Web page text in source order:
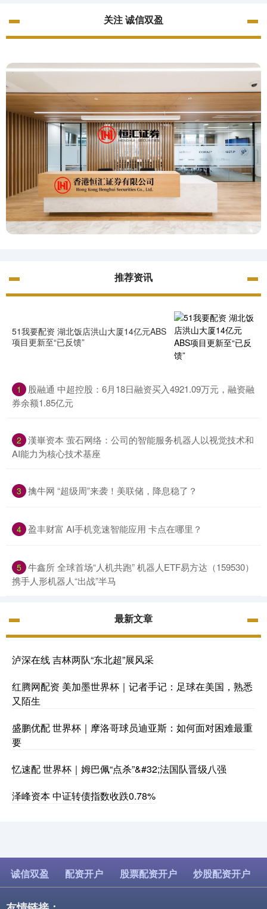
关注 诚信双盈
推荐资讯
51我要配资 湖北饭店洪山大厦14亿元ABS
项目更新至“已反馈”
1
股融通 中超控股：6月18日融资买入4921.09万元，融资融
券余额1.85亿元
2 漢崋资本 萤石网络：公司的智能服务机器人以视觉技术和
AI能力为核心技术基座
3 擒牛网 “超级周”来袭！美联储，降息稳了？
4 盈丰财富 AI手机竞速智能应用 卡点在哪里？
5 牛鑫所 全球首场“人机共跑” 机器人ETF易方达（159530）
携手人形机器人“出战”半马
最新文章
泸深在线 吉林两队“东北超”展风采
红腾网配资 美加墨世界杯｜记者手记：足球在美国，熟悉
又陌生
盛鹏优配 世界杯｜摩洛哥球员迪亚斯：如何面对困难最重
要
忆速配 世界杯｜姆巴佩“点杀”&#32;法国队晋级八强
泽峰资本 中证转债指数收跌0.78%
诚信双盈 配资开户 股票配资开户 炒股配资开户